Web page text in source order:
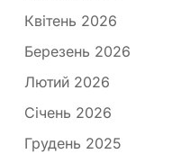
Квітень 2026
Березень 2026
Лютий 2026
Січень 2026
Грудень 2025